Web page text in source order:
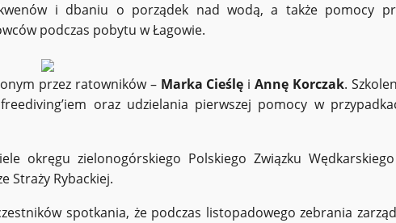
i dbaniu o porządek nad wodą, a także pomocy
podczas pobytu w Łagowie.
przez ratowników – Marka Cieślę iAnnę Korczak.
oraz udzielania pierwszej pomocy w
okręgu zielonogórskiego Polskiego Związku
Straży Rybackiej.
spotkania, że podczas listopadowego zebrania